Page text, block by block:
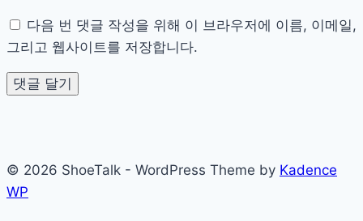
다음 번 댓글 작성을 위해 이 브라우저에 이름, 이메일,
그리고 웹사이트를 저장합니다.
© 2026 ShoeTalk - WordPress Theme by Kadence
WP